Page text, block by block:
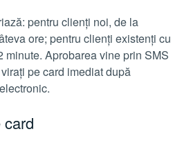
pentru clienți noi, de la
ore; pentru clienți existenți cu
minute. Aprobarea vine prin SMS
pe card imediat după